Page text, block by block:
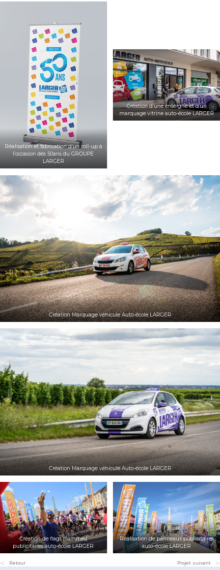
Réalisation et fabrication d’un roll-up à
l’occasion des 50ans du GROUPE
LARGER
Création d’une enseigne et d’un
marquage vitrine auto-école LARGER
Création Marquage véhicule Auto-école LARGER
Création Marquage véhicule Auto-école LARGER
Création de flags (flammes)
publicitaires auto-école LARGER
Réalisation de panneaux publicitaires
auto-école LARGER
Retour Projet suivant